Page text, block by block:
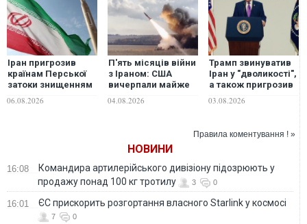
Іран пригрозив
країнам Перської
затоки знищенням
енергоінфраструктури
у разі нових атак
06.08.2026
П'ять місяців війни
з Іраном: США
вичерпали майже
всі запаси ракет
ATACMS і PrSM —
04.08.2026
Трамп звинуватив
Іран у "дволикості",
а також пригрозив
"повною
капітуляцією" і
03.08.2026
Правила коментування ! »
НОВИНИ
16:08
Командира артилерійського дивізіону підозрюють у
продажу понад 100 кг тротилу
3 0
16:01 ЄС прискорить розгортання власного Starlink у космосі
7 0